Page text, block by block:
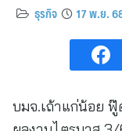
ธุรกิจ 17 พ.ย.
บมจ.เถ้าแก่น้อย ฟู๊